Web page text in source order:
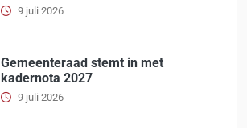
9 juli 2026
Gemeenteraad stemt in met
kadernota 2027
9 juli 2026